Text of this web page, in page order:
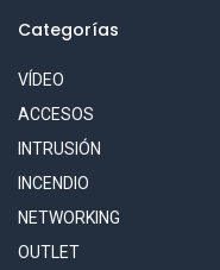
Categorías
VÍDEO
ACCESOS
INTRUSIÓN
INCENDIO
NETWORKING
OUTLET